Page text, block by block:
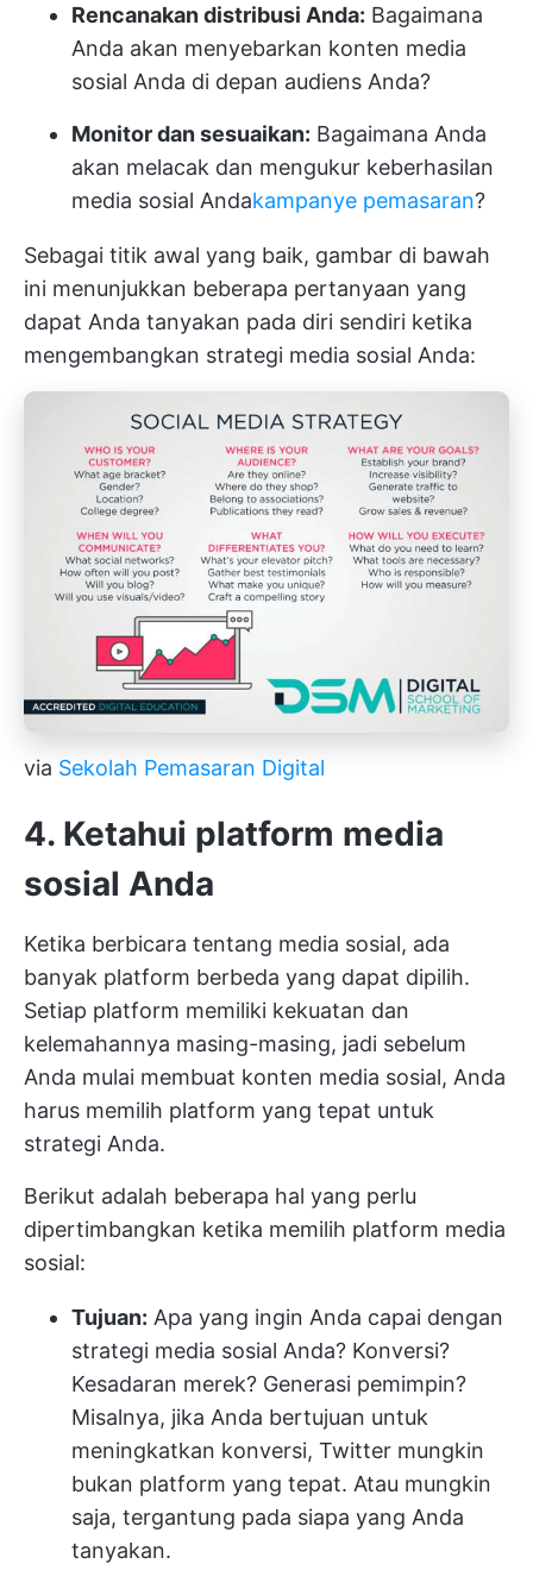
Rencanakan distribusi Anda: Bagaimana
Anda akan menyebarkan konten media
sosial Anda di depan audiens Anda?
Monitor dan sesuaikan: Bagaimana Anda
akan melacak dan mengukur keberhasilan
media sosial Andakampanye pemasaran?
Sebagai titik awal yang baik, gambar di bawah
ini menunjukkan beberapa pertanyaan yang
dapat Anda tanyakan pada diri sendiri ketika
mengembangkan strategi media sosial Anda:
via Sekolah Pemasaran Digital
4. Ketahui platform media
sosial Anda
Ketika berbicara tentang media sosial, ada
banyak platform berbeda yang dapat dipilih.
Setiap platform memiliki kekuatan dan
kelemahannya masing-masing, jadi sebelum
Anda mulai membuat konten media sosial, Anda
harus memilih platform yang tepat untuk
strategi Anda.
Berikut adalah beberapa hal yang perlu
dipertimbangkan ketika memilih platform media
sosial:
Tujuan: Apa yang ingin Anda capai dengan
strategi media sosial Anda? Konversi?
Kesadaran merek? Generasi pemimpin?
Misalnya, jika Anda bertujuan untuk
meningkatkan konversi, Twitter mungkin
bukan platform yang tepat. Atau mungkin
saja, tergantung pada siapa yang Anda
tanyakan.